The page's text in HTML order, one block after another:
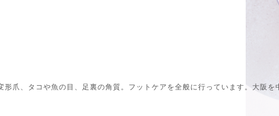
爪、タコや魚の目、足裏の角質。フットケアを全般に行っています。大阪を